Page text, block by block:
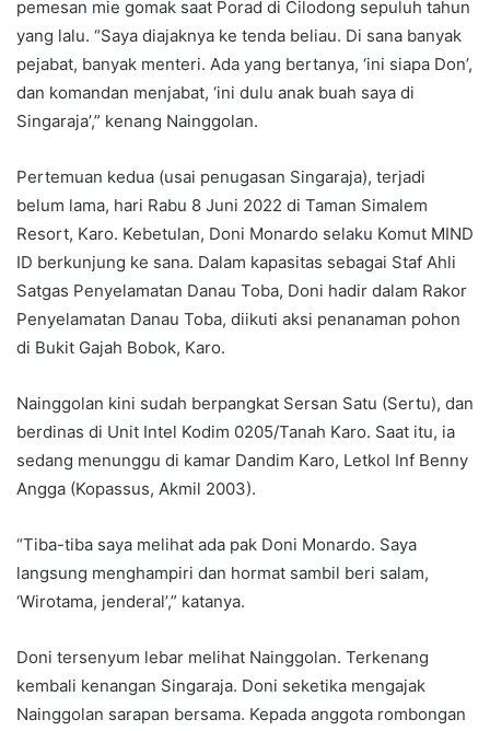
pemesan mie gomak saat Porad di Cilodong sepuluh tahun
yang lalu. “Saya diajaknya ke tenda beliau. Di sana banyak
pejabat, banyak menteri. Ada yang bertanya, ‘ini siapa Don’,
dan komandan menjabat, ‘ini dulu anak buah saya di
Singaraja’,” kenang Nainggolan.
Pertemuan kedua (usai penugasan Singaraja), terjadi
belum lama, hari Rabu 8 Juni 2022 di Taman Simalem
Resort, Karo. Kebetulan, Doni Monardo selaku Komut MIND
ID berkunjung ke sana. Dalam kapasitas sebagai Staf Ahli
Satgas Penyelamatan Danau Toba, Doni hadir dalam Rakor
Penyelamatan Danau Toba, diikuti aksi penanaman pohon
di Bukit Gajah Bobok, Karo.
Nainggolan kini sudah berpangkat Sersan Satu (Sertu), dan
berdinas di Unit Intel Kodim 0205/Tanah Karo. Saat itu, ia
sedang menunggu di kamar Dandim Karo, Letkol Inf Benny
Angga (Kopassus, Akmil 2003).
“Tiba-tiba saya melihat ada pak Doni Monardo. Saya
langsung menghampiri dan hormat sambil beri salam,
‘Wirotama, jenderal’,” katanya.
Doni tersenyum lebar melihat Nainggolan. Terkenang
kembali kenangan Singaraja. Doni seketika mengajak
Nainggolan sarapan bersama. Kepada anggota rombongan